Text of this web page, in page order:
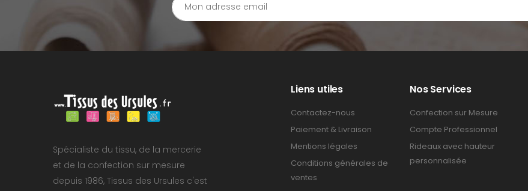
Spécialiste du tissu, de la mercerie
et de la confection sur mesure
depuis 1986, Tissus des Ursules c'est
Liens utiles
Contactez-nous
Paiement & Livraison
Mentions légales
Conditions générales de
ventes
Nos Services
Confection sur Mesure
Compte Professionnel
Rideaux avec hauteur
personnalisée